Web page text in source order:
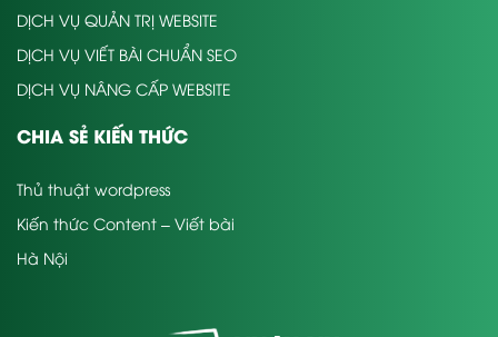
DỊCH VỤ QUẢN TRỊ WEBSITE
DỊCH VỤ VIẾT BÀI CHUẨN SEO
DỊCH VỤ NÂNG CẤP WEBSITE
CHIA SẺ KIẾN THỨC
Thủ thuật wordpress
Kiến thức Content – Viết bài
Hà Nội